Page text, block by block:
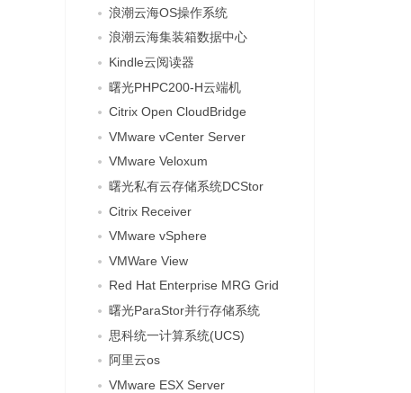
浪潮云海OS操作系统
浪潮云海集装箱数据中心
Kindle云阅读器
曙光PHPC200-H云端机
Citrix Open CloudBridge
VMware vCenter Server
VMware Veloxum
曙光私有云存储系统DCStor
Citrix Receiver
VMware vSphere
VMWare View
Red Hat Enterprise MRG Grid
曙光ParaStor并行存储系统
思科统一计算系统(UCS)
阿里云os
VMware ESX Server